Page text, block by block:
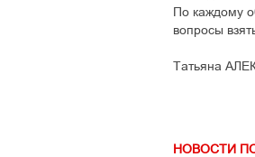
По каждому
вопросы
Татьяна
НОВОСТИ